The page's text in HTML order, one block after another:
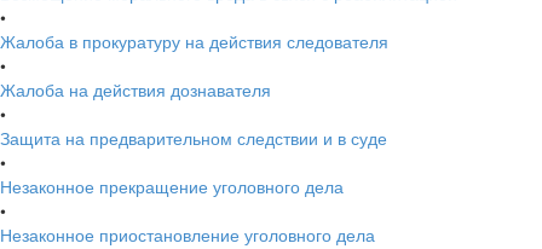
•
Жалоба в прокуратуру на действия следователя
•
Жалоба на действия дознавателя
•
Защита на предварительном следствии и в суде
•
Незаконное прекращение уголовного дела
•
Незаконное приостановление уголовного дела